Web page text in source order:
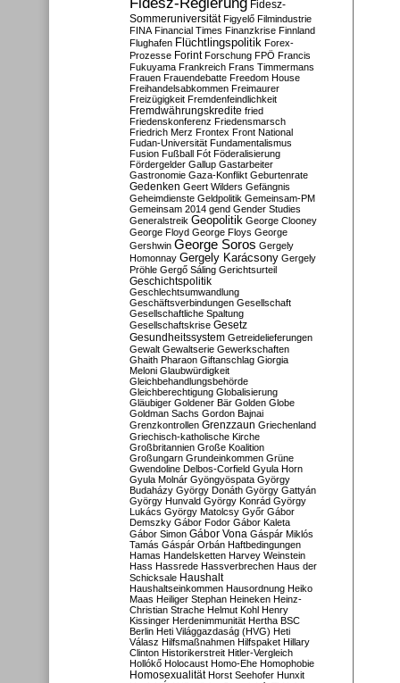
Fidesz-
Sommeruniversität Figyelő Filmindustrie
FINA Financial Times Finanzkrise Finnland
Flughafen Flüchtlingspolitik Forex-
Prozesse Forint Forschung FPÖ Francis
Fukuyama Frankreich Frans Timmermans
Frauen Frauendebatte Freedom House
Freihandelsabkommen Freimaurer
Freizügigkeit Fremdenfeindlichkeit
Fremdwährungskredite fried
Friedenskonferenz Friedensmarsch
Friedrich Merz Frontex Front National
Fudan-Universität Fundamentalismus
Fusion Fußball Fót Föderalisierung
Fördergelder Gallup Gastarbeiter
Gastronomie Gaza-Konflikt Geburtenrate
Gedenken Geert Wilders Gefängnis
Geheimdienste Geldpolitik Gemeinsam-PM
Gemeinsam 2014 gend Gender Studies
Generalstreik Geopolitik George Clooney
George Floyd George Floys George
Gershwin George Soros Gergely
Homonnay Gergely Karácsony Gergely
Pröhle Gergő Sáling Gerichtsurteil
Geschichtspolitik
Geschlechtsumwandlung
Geschäftsverbindungen Gesellschaft
Gesellschaftliche Spaltung
Gesellschaftskrise Gesetz
Gesundheitssystem Getreidelieferungen
Gewalt Gewaltserie Gewerkschaften
Ghaith Pharaon Giftanschlag Giorgia
Meloni Glaubwürdigkeit
Gleichbehandlungsbehörde
Gleichberechtigung Globalisierung
Gläubiger Goldener Bär Golden Globe
Goldman Sachs Gordon Bajnai
Grenzkontrollen Grenzzaun Griechenland
Griechisch-katholische Kirche
Großbritannien Große Koalition
Großungarn Grundeinkommen Grüne
Gwendoline Delbos-Corfield Gyula Horn
Gyula Molnár Gyöngyöspata György
Budaházy György Donáth György Gattyán
György Hunvald György Konrád György
Lukács György Matolcsy Győr Gábor
Demszky Gábor Fodor Gábor Kaleta
Gábor Simon Gábor Vona Gáspár Miklós
Tamás Gáspár Orbán Haftbedingungen
Hamas Handelsketten Harvey Weinstein
Hass Hassrede Hassverbrechen Haus der
Schicksale Haushalt
Haushaltseinkommen Hausordnung Heiko
Maas Heiliger Stephan Heineken Heinz-
Christian Strache Helmut Kohl Henry
Kissinger Herdenimmunität Hertha BSC
Berlin Heti Világgazdaság (HVG) Heti
Válasz Hilfsmaßnahmen Hilfspaket Hillary
Clinton Historikerstreit Hitler-Vergleich
Hollókő Holocaust Homo-Ehe Homophobie
Homosexualität Horst Seehofer Hunxit